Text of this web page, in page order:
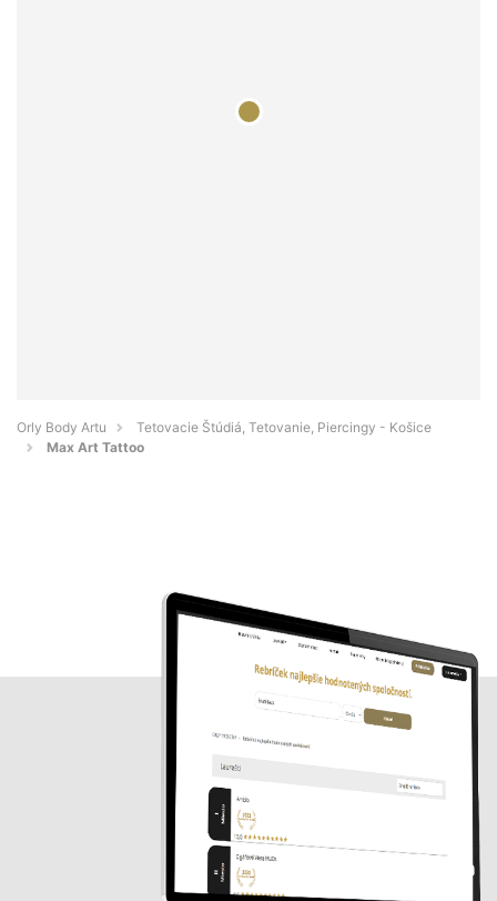
Orly Body Artu
Tetovacie Štúdiá, Tetovanie, Piercingy - Košice
Max Art Tattoo